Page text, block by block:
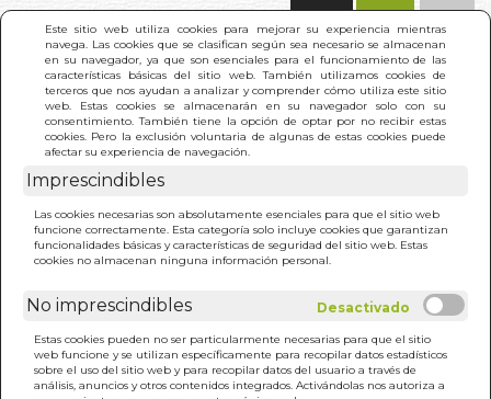
Este sitio web utiliza cookies para mejorar su experiencia mientras
navega. Las cookies que se clasifican según sea necesario se almacenan
en su navegador, ya que son esenciales para el funcionamiento de las
características básicas del sitio web. También utilizamos cookies de
terceros que nos ayudan a analizar y comprender cómo utiliza este sitio
web. Estas cookies se almacenarán en su navegador solo con su
consentimiento. También tiene la opción de optar por no recibir estas
cookies. Pero la exclusión voluntaria de algunas de estas cookies puede
afectar su experiencia de navegación.
Imprescindibles
Las cookies necesarias son absolutamente esenciales para que el sitio web
funcione correctamente. Esta categoría solo incluye cookies que garantizan
funcionalidades básicas y características de seguridad del sitio web. Estas
cookies no almacenan ninguna información personal.
No imprescindibles
Estas cookies pueden no ser particularmente necesarias para que el sitio
web funcione y se utilizan específicamente para recopilar datos estadísticos
sobre el uso del sitio web y para recopilar datos del usuario a través de
análisis, anuncios y otros contenidos integrados. Activándolas nos autoriza a
INICIO >